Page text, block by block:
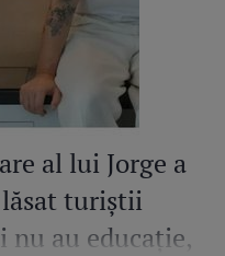
al lui Jorge a
lăsat turiștii
nu au educație,